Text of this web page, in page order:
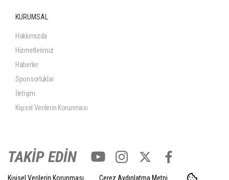
KURUMSAL
Hakkımızda
Hizmetlerimiz
Haberler
Sponsorluklar
İletişim
Kişisel Verilerin Korunması
TAKİP EDİN
Kişisel Verilerin Korunması Çerez Aydınlatma Metni